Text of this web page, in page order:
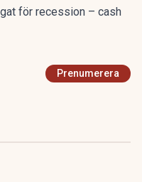
för recession – cash
Prenumerera